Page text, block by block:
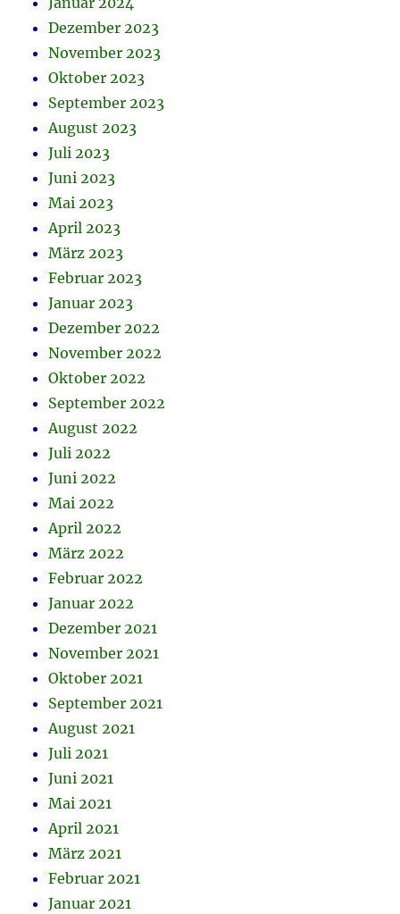
Dezember 2023
November 2023
Oktober 2023
September 2023
August 2023
Juli 2023
Juni 2023
Mai 2023
April 2023
März 2023
Februar 2023
Januar 2023
Dezember 2022
November 2022
Oktober 2022
September 2022
August 2022
Juli 2022
Juni 2022
Mai 2022
April 2022
März 2022
Februar 2022
Januar 2022
Dezember 2021
November 2021
Oktober 2021
September 2021
August 2021
Juli 2021
Juni 2021
Mai 2021
April 2021
März 2021
Februar 2021
Januar 2021